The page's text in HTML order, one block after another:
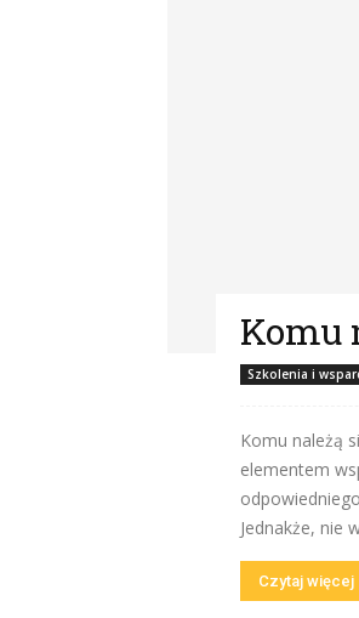
Komu
Szkolenia i
Komu należą
elementem
Jednakże, nie
Czytaj więcej